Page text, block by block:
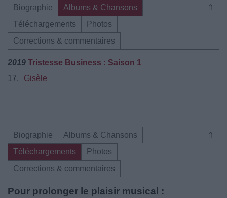
⇑
Biographie
Albums & Chansons
Téléchargements
Photos
Corrections & commentaires
2019 Tristesse Business : Saison 1
17.
Gisèle
⇑
Biographie
Albums & Chansons
Téléchargements
Photos
Corrections & commentaires
Pour prolonger le plaisir musical :